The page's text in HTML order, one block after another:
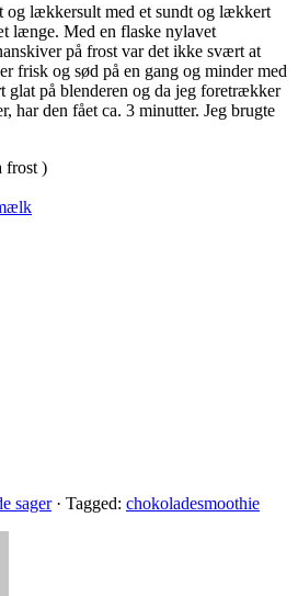
og lækkersult med et sundt og lækkert
længe. Med en flaske nylavet
på frost var det ikke svært at
frisk og sød på en gang og minder med
glat på blenderen og da jeg foretrækker
har den fået ca. 3 minutter. Jeg brugte
frost )
sager · Tagged: chokoladesmoothie